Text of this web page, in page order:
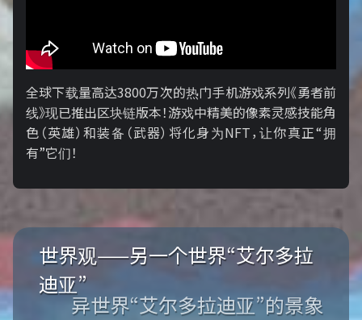
全球下载量高达3800万次的热门手机游戏系列《勇者前
线》现已推出区块链版本！游戏中精美的像素灵感技能角
色（英雄）和装备（武器）将化身为NFT，让你真正“拥
有”它们！
世界观——另一个世界“艾尔多拉
迪亚”
异世界“艾尔多拉迪亚”的景象